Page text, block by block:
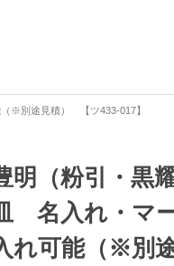
※別途見積） 【ツ433-017】
明（粉引・黒
名入れ・マ
れ可能（※別